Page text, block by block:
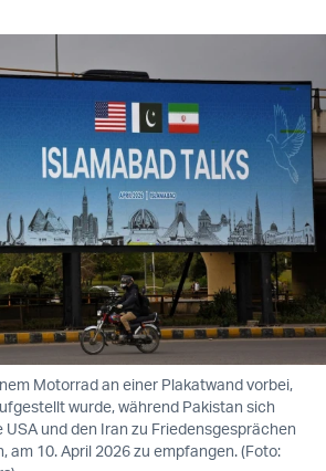
Motorrad an einer Plakatwand vorbei,
wurde, während Pakistan sich
und den Iran zu Friedensgesprächen
am 10. April 2026 zu empfangen. (Foto: